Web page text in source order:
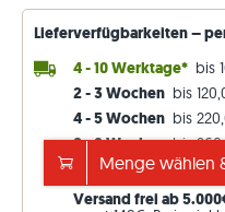
Lieferverfügbarkeiten –
4 - 10 Werktage* bis
2 - 3 Wochen bis
4 - 5 Wochen bis
8 - 9 Wochen bis
14 - 15 Wochen
Versand frei ab
Menge wählen